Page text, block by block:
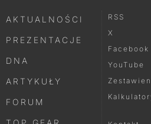
AKTUALNOŚCI
PREZENTACJE
DNA
ARTYKUŁY
FORUM
RSS
X
Facebook
YouTube